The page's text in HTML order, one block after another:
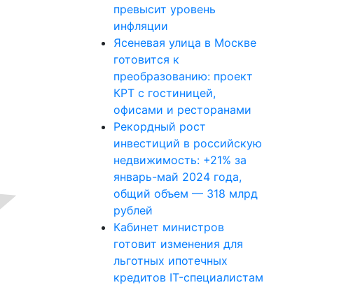
превысит уровень
инфляции
Ясеневая улица в Москве
готовится к
преобразованию: проект
КРТ с гостиницей,
офисами и ресторанами
Рекордный рост
инвестиций в российскую
недвижимость: +21% за
январь-май 2024 года,
общий объем — 318 млрд
рублей
Кабинет министров
готовит изменения для
льготных ипотечных
кредитов IT-специалистам